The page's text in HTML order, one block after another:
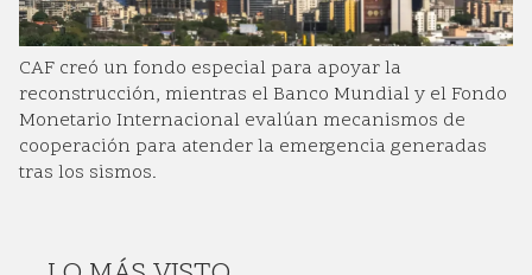
CAF creó un fondo especial para apoyar la
reconstrucción, mientras el Banco Mundial y el Fondo
Monetario Internacional evalúan mecanismos de
cooperación para atender la emergencia generadas
tras los sismos.